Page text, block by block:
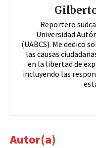
Reportero
Universidad
(UABCS). Me dedico
las causas
en la libertad de
incluyendo las
Autor(a)